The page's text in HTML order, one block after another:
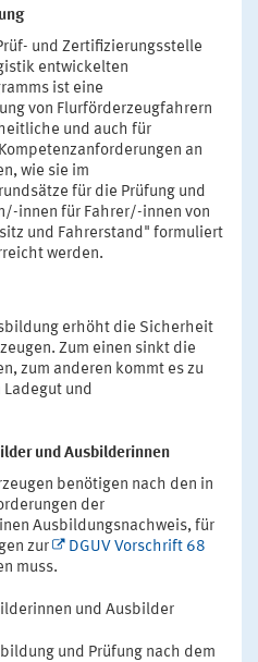
und Zertifizierungsstelle
entwickelten
ist eine
von Flurförderzeugfahrern
und auch für
an
wie sie im
für die Prüfung und
innen für Fahrer/-innen von
und Fahrerstand" formuliert
werden.
erhöht die Sicherheit
Zum einen sinkt die
zum anderen kommt es zu
Ladegut und
und Ausbilderinnen
benötigen nach den in
der
Ausbildungsnachweis, für
zur
DGUV Vorschrift 68
muss.
und Ausbilder
und Prüfung nach dem